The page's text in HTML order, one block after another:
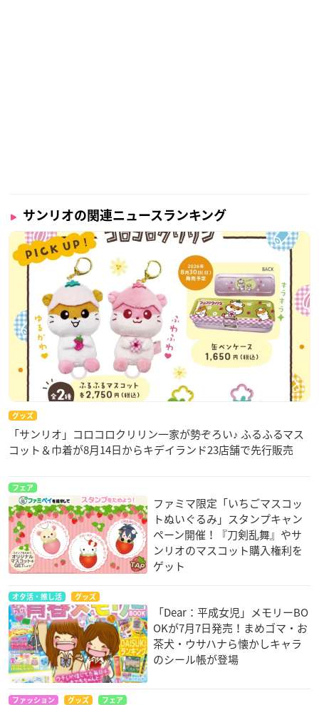
サンリオの関連ニュースランキング
グッズ
「サンリオ」コロコロクリリン一家が勢ぞろい♪ ふるふるマス
コット＆巾着が8月14日からキデイランド23店舗で先行販売
フェア
ファミマ限定「いちごマスコッ
トぬいぐるみ」スタンプキャン
ペーン開催！『刀剣乱舞』やサ
ンリオのマスコット購入権利を
ゲット
オタ活・推し活 グッズ
「Dear：平成女児」メモリーBO
OKが7月7日発売！まめゴマ・お
茶犬・ウサハナら懐かしキャラ
のシール帳が登場
ファッション グッズ フェア